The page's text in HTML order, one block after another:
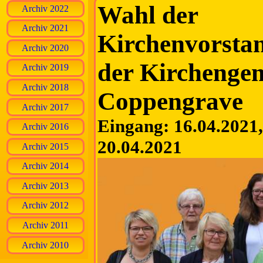
Archiv 2022
Archiv 2021
Archiv 2020
Archiv 2019
Archiv 2018
Archiv 2017
Archiv 2016
Archiv 2015
Archiv 2014
Archiv 2013
Archiv 2012
Archiv 2011
Archiv 2010
Wahl der
der
Coppengrave
Eingang:
20.04.2021